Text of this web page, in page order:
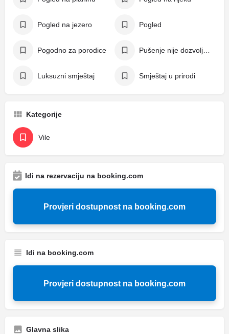
Pogled na jezero Pogled
Pogodno za porodice
Luksuzni smještaj Smještaj u prirodi
Kategorije
Vile
Idi na rezervaciju na booking.com
Provjeri dostupnost na booking.com
Idi na booking.com
Provjeri dostupnost na booking.com
Glavna slika